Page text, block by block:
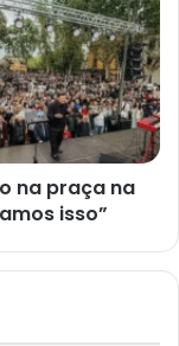
na praça na
isso”